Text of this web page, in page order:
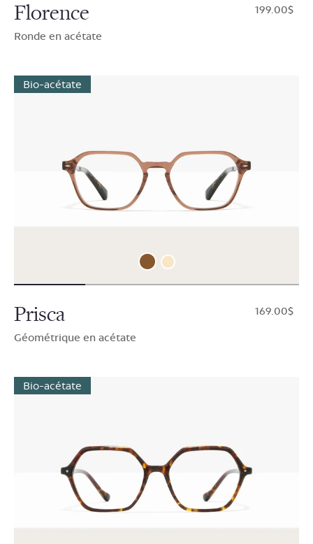
Florence
Ronde en acétate
$199.00
Bio-acétate
Prisca
Géométrique en acétate
$169.00
Bio-acétate